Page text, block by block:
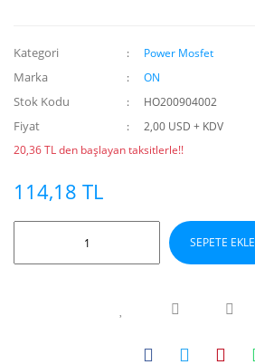
Kategori Power Mosfet
Marka ON
Stok Kodu HO200904002
Fiyat
2,00 USD + KDV
20,36 TL den başlayan taksitlerle!!
114,18 TL
SEPETE EKLE